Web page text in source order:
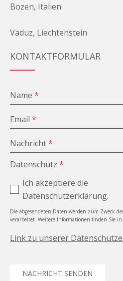
Bozen, Italien
Vaduz, Liechtenstein
KONTAKTFORMULAR
Name*
Email*
Nachricht*
Datenschutz*
Ich akzeptiere die
Datenschutzerklärung.
Die abgesendeten Daten werden zum Zweck
verarbeitet. Weitere Informationen finden Sie
Link zu unserer
NACHRICHT SENDEN